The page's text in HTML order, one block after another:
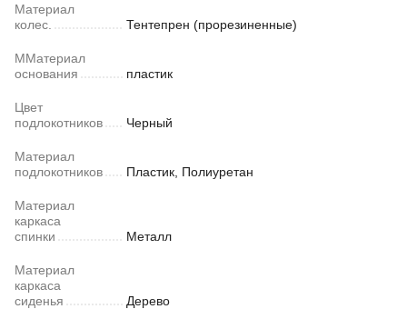
Материал
колес.
Тентепрен (прорезиненные)
ММатериал
основания
пластик
Цвет
подлокотников
Черный
Материал
подлокотников
Пластик, Полиуретан
Материал
каркаса
спинки
Металл
Материал
каркаса
сиденья
Дерево